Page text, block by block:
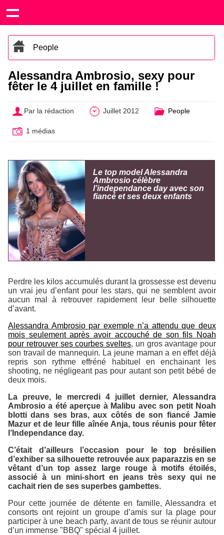
People
Alessandra Ambrosio, sexy pour
fêter le 4 juillet en famille !
Par la rédaction Juillet 2012 People
1 médias
Le top model Alessandra
Ambrosio célèbre
l’independance day avec son
fiancé et ses deux enfants
Perdre les kilos accumulés durant la grossesse est devenu
un vrai jeu d’enfant pour les stars, qui ne semblent avoir
aucun mal à retrouver rapidement leur belle silhouette
d’avant.
Alessandra Ambrosio par exemple n’a attendu que deux
mois seulement après avoir accouché de son fils Noah
pour retrouver ses courbes sveltes, un gros avantage pour
son travail de mannequin. La jeune maman a en effet déjà
repris son rythme effréné habituel en enchainant les
shooting, ne négligeant pas pour autant son petit bébé de
deux mois.
La preuve, le mercredi 4 juillet dernier, Alessandra
Ambrosio a été aperçue à Malibu avec son petit Noah
blotti dans ses bras, aux côtés de son fiancé Jamie
Mazur et de leur fille aînée Anja, tous réunis pour fêter
l’Independance day.
C’était d’ailleurs l’occasion pour le top brésilien
d’exhiber sa silhouette retrouvée aux paparazzis en se
vêtant d’un top assez large rouge à motifs étoilés,
associé à un mini-short en jeans très sexy qui ne
cachait rien de ses superbes gambettes.
Pour cette journée de détente en famille, Alessandra et
consorts ont rejoint un groupe d’amis sur la plage pour
participer à une beach party, avant de tous se réunir autour
d’un immense "BBQ" spécial 4 juillet.